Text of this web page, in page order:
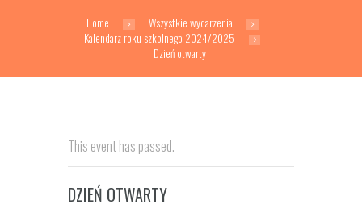
Home
Wszystkie wydarzenia
Kalendarz roku szkolnego 2024/2025
Dzień otwarty
This event has passed.
DZIEŃ OTWARTY